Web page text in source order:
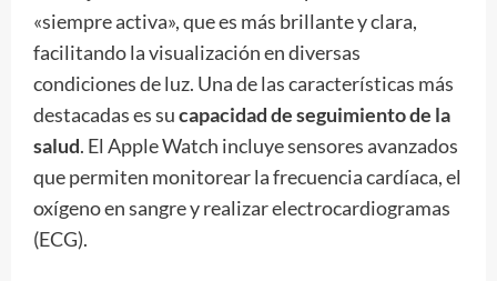
«siempre activa», que es más brillante y clara,
facilitando la visualización en diversas
condiciones de luz. Una de las características más
destacadas es sucapacidad de seguimiento de la
salud. El Apple Watch incluye sensores avanzados
que permiten monitorear la frecuencia cardíaca, el
oxígeno en sangre y realizar electrocardiogramas
(ECG).